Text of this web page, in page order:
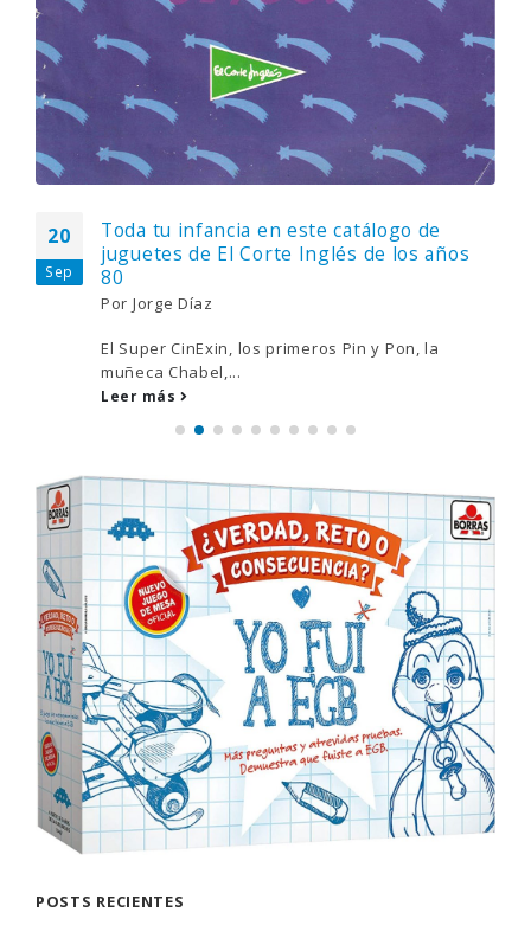
20
Sep
Toda tu infancia en este catálogo de
juguetes de El Corte Inglés de los años
80
Por Jorge Díaz
El Super CinExin, los primeros Pin y Pon, la
muñeca Chabel,...
Leer más
POSTS RECIENTES